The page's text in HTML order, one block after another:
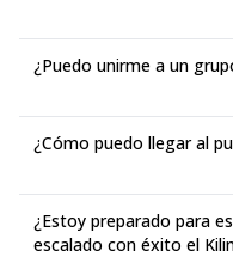
¿Puedo unirme a un
¿Cómo puedo llegar al
¿Estoy preparado para
escalado con éxito el